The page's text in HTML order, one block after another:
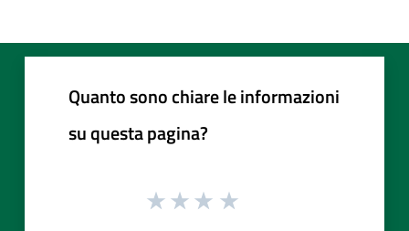
Quanto sono chiare le informazioni
su questa pagina?